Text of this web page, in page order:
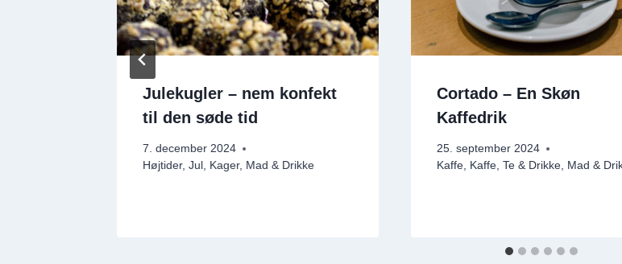
Julekugler – nem konfekt
til den søde tid
7. december 2024
Højtider, Jul , Kager, Mad & Drikke
Cortado – En Skøn
Kaffedrik
25. september 2024
Kaffe, Kaffe, Te & Drikke, Mad &